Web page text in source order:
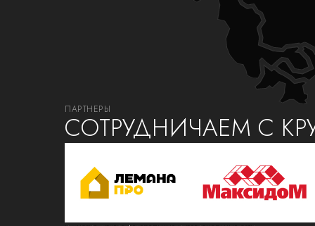
ПАРТНЕРЫ
СОТРУДНИЧАЕМ С